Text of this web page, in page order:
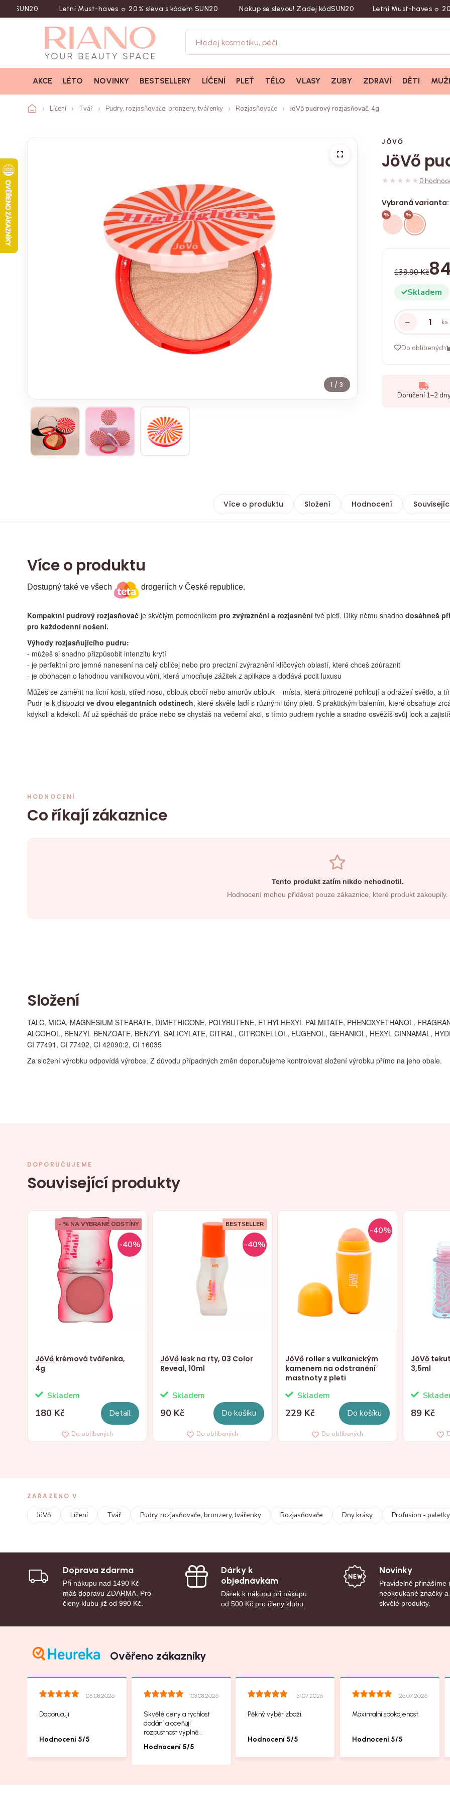
Letní Must-haves ☼ 20 % sleva s kódem SUN20 Nakup se slevou! Zadej kódSUN20 Letní Must-haves ☼ 20 %
AKCE LÉTO NOVINKY BESTSELLERY LÍČENÍ PLEŤ TĚLO VLASY ZUBY ZDRAVÍ DĚTI MUŽI
Líčení Tvář Pudry, rozjasňovače, bronzery, tvářenky Rozjasňovače JöVő pudrový rozjasňovač, 4g
1 / 3
JÖVŐ
JöVő
★★★★★
★★★★★ 0
Vybraná varianta:
% %
139.90 Kč
Skladem
− ks
Do oblíbených
Doručení 1–2
Více o produktu Složení Hodnocení
Více o produktu
Dostupný také ve všech drogeriích v České republice.
Kompaktní pudrový rozjasňovač je skvělým pomocníkem pro zvýraznění a rozjasnění tvé pleti. Díky němu snadno dosáhneš
pro každodenní nošení.
Výhody rozjasňujícího pudru:
- můžeš si snadno přizpůsobit intenzitu krytí
- je perfektní pro jemné nanesení na celý obličej nebo pro precizní zvýraznění klíčových oblastí, které chceš zdůraznit
- je obohacen o lahodnou vanilkovou vůni, která umocňuje zážitek z aplikace a dodává pocit luxusu
Můžeš se zaměřit na lícní kosti, střed nosu, oblouk obočí nebo amorův oblouk – místa, která přirozeně pohlcují a odrážejí světlo, a
Pudr je k dispozici ve dvou elegantních odstínech, které skvěle ladí s různými tóny pleti. S praktickým balením, které obsahuje
kdykoli a kdekoli. Ať už spěcháš do práce nebo se chystáš na večerní akci, s tímto pudrem rychle a snadno osvěžíš svůj look a
HODNOCENÍ
Co říkají zákaznice
Tento produkt zatím nikdo nehodnotil.
Hodnocení mohou přidávat pouze zákaznice, které produkt zakoupily.
Složení
TALC, MICA, MAGNESIUM STEARATE, DIMETHICONE, POLYBUTENE, ETHYLHEXYL PALMITATE, PHENOXYETHANOL,
ALCOHOL, BENZYL BENZOATE, BENZYL SALICYLATE, CITRAL, CITRONELLOL, EUGENOL, GERANIOL, HEXYL CINNAMAL,
CI 77491, CI 77492, CI 42090:2, CI 16035
Za složení výrobku odpovídá výrobce. Z důvodu případných změn doporučujeme kontrolovat složení výrobku přímo na jeho obale.
DOPORUČUJEME
Související produkty
- % NA VYBRANÉ ODSTÍNY
-40%
JöVő krémová tvářenka,
4g
Skladem
180 Kč Detail
Do oblíbených
BESTSELLER
-40%
JöVő lesk na rty, 03 Color
Reveal, 10ml
Skladem
90 Kč Do košíku
Do oblíbených
-40%
JöVő roller s vulkanickým
kamenem na odstranění
mastnoty z pleti
Skladem
229 Kč Do košíku
Do oblíbených
JöVő
3,5ml
89 Kč
ZAŘAZENO V
JöVő Líčení Tvář Pudry, rozjasňovače, bronzery, tvářenky Rozjasňovače Dny krásy Profusion -
Doprava zdarma
Při nákupu nad 1490 Kč
máš dopravu ZDARMA. Pro
členy klubu již od 990 Kč.
Dárky k
objednávkám
Dárek k nákupu při nákupu
od 500 Kč pro členy klubu.
Novinky
Pravidelně přinášíme
neokoukané značky a
skvělé produkty.
Ověřeno zákazníky
05.08.2026
Doporucuji
Hodnocení 5/5
03.08.2026
Skvělé ceny a rychlost
dodání a oceňuji
rozpustnost výplně
na další produkty taky
Hodnocení 5/5
31.07.2026
Pěkný výběr zboží.
Hodnocení 5/5
26.07.2026
Maximalní spokojenost.
Hodnocení 5/5